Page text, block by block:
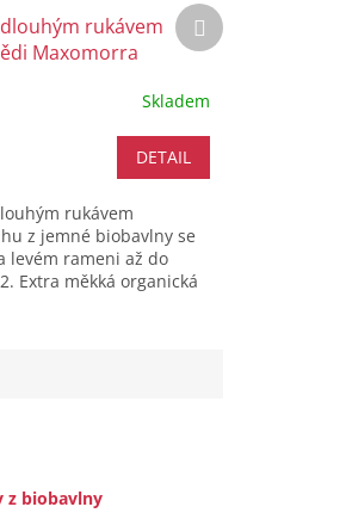
rukávem
Maxomorra
Skladem
DETAIL
rukávem
z jemné biobavlny se
levém rameni až do
Extra měkká organická
Další
produkt
z biobavlny